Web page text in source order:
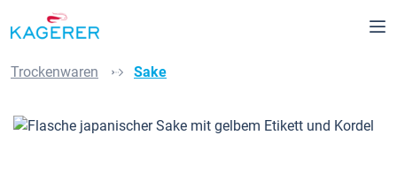
springen
Trockenwaren Sake
Bildergalerie überspringen